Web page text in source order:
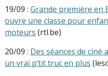
19/09 : Grande première en
ouvre une classe pour
moteurs (rtl.be)
20/09 : Des séances de ciné
un vrai p’tit truc en plus